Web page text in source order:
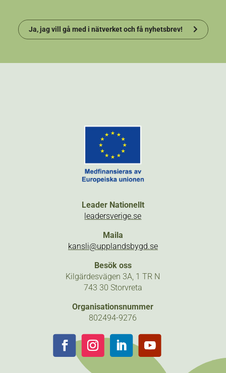
Ja, jag vill gå med i nätverket och få nyhetsbrev!
Leader Nationellt
leadersverige.se
Maila
kansli@upplandsbygd.se
Besök oss
Kilgärdesvägen 3A, 1 TR N
743 30 Storvreta
Organisationsnummer
802494-9276
Följ Följ